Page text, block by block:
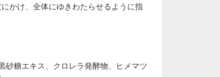
かけ、全体にゆきわたらせるように指
糖エキス、クロレラ発酵物、ヒメマツ